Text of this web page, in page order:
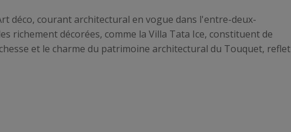
déco, courant architectural en vogue dans l'entre-deux-
richement décorées, comme la Villa Tata Ice, constituent de
et le charme du patrimoine architectural du Touquet, reflet